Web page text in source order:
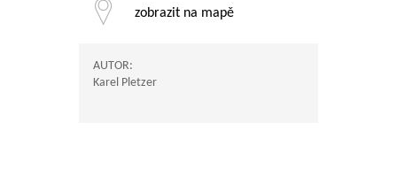
zobrazit na mapě
AUTOR:
Karel Pletzer